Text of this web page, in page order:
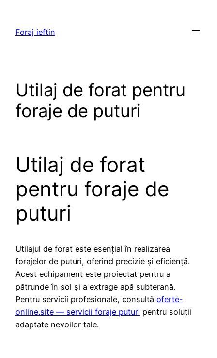
content
Foraj ieftin
Utilaj de forat pentru
foraje de puturi
Utilaj de forat
pentru foraje de
puturi
Utilajul de forat este esențial în realizarea
forajelor de puturi, oferind precizie și eficiență.
Acest echipament este proiectat pentru a
pătrunde în sol și a extrage apă subterană.
Pentru servicii profesionale, consultă oferte-
online.site — servicii foraje puturi pentru soluții
adaptate nevoilor tale.